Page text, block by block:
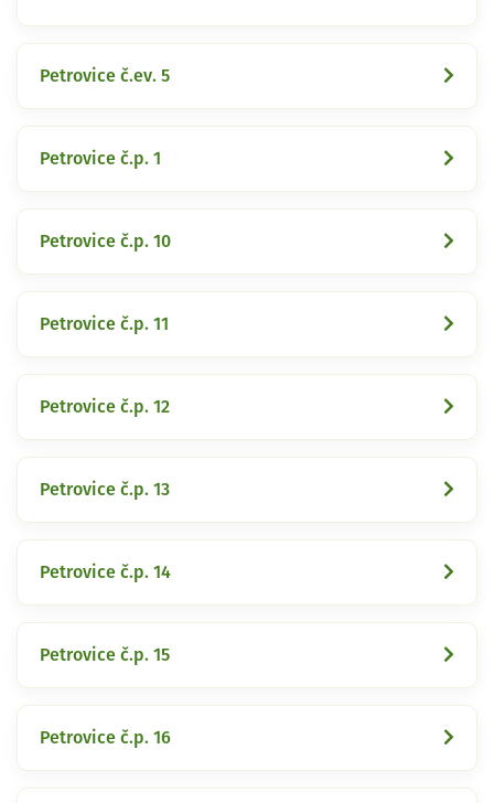
Petrovice č.ev. 5
Petrovice č.p. 1
Petrovice č.p. 10
Petrovice č.p. 11
Petrovice č.p. 12
Petrovice č.p. 13
Petrovice č.p. 14
Petrovice č.p. 15
Petrovice č.p. 16